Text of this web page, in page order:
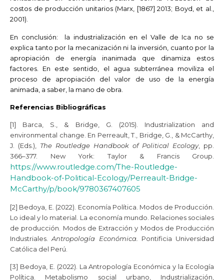
costos de producción unitarios (Marx, [1867] 2013; Boyd, et al.,
2001).
En conclusión: la industrialización en el Valle de Ica no se
explica tanto por la mecanización ni la inversión, cuanto por la
apropiación de energía inanimada que dinamiza estos
factores. En este sentido, el agua subterránea moviliza el
proceso de apropiación del valor de uso de la energía
animada, a saber, la mano de obra.
Referencias Bibliográficas
[1] Barca, S., & Bridge, G. (2015). Industrialization and
environmental change. En Perreault, T., Bridge, G., & McCarthy,
J. (Eds.), The Routledge Handbook of Political Ecology, pp.
366–377. New York: Taylor & Francis Group.
https://www.routledge.com/The-Routledge-
Handbook-of-Political-Ecology/Perreault-Bridge-
McCarthy/p/book/9780367407605
[2] Bedoya, E. (2022). Economía Política. Modos de Producción.
Lo ideal y lo material. La economía mundo. Relaciones sociales
de producción. Modos de Extracción y Modos de Producción
Industriales.Antropología Económica.
Pontificia Universidad
Católica del Perú.
[3] Bedoya, E. (2022). La Antropología Económica y la Ecología
Política. Metabolismo social urbano, Industrialización,